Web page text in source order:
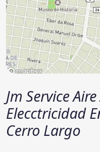
Jm Service
Elecctricidad
Cerro Largo